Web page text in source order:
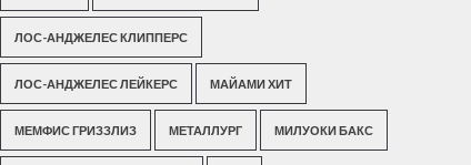
ЛОС-АНДЖЕЛЕС КЛИППЕРС
ЛОС-АНДЖЕЛЕС ЛЕЙКЕРС МАЙАМИ ХИТ
МЕМФИС ГРИЗЗЛИЗ МЕТАЛЛУРГ МИЛУОКИ БАКС